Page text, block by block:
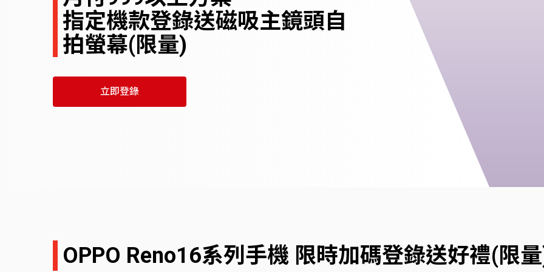
指定機款登錄送磁吸主鏡頭自
拍螢幕(限量)
立即登錄
OPPO Reno16系列手機 限時加碼登錄送好禮(限